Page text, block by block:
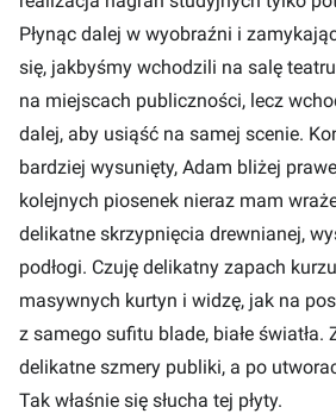
Płynąc dalej w wyobraźni i
się, jakbyśmy wchodzili na salę
na miejscach publiczności, lecz
dalej, aby usiąść na samej scenie.
bardziej wysunięty, Adam bliżej
kolejnych piosenek nieraz mam
delikatne skrzypnięcia drewnianej,
podłogi. Czuję delikatny zapach
masywnych kurtyn i widzę, jak na
z samego sufitu blade, białe światła.
delikatne szmery publiki, a po
Tak właśnie się słucha tej płyty.